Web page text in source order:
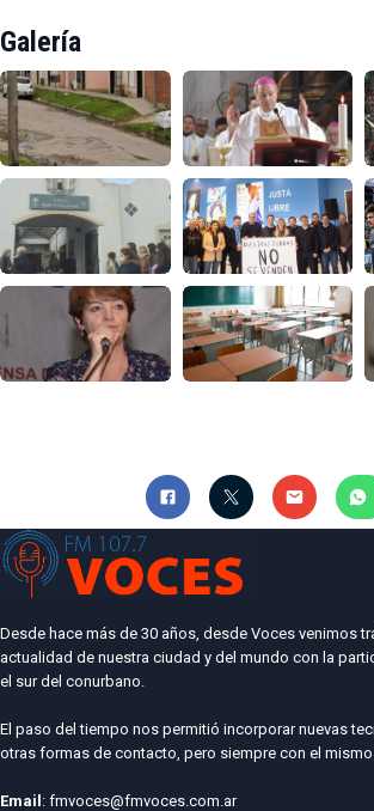
Galería
Desde hace más de 30 años, desde Voces venimos
actualidad de nuestra ciudad y del mundo con la
el sur del conurbano.
El paso del tiempo nos permitió incorporar nuevas
otras formas de contacto, pero siempre con el mismo
Email: fmvoces@fmvoces.com.ar